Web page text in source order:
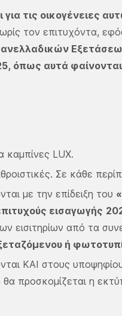
για τις οικογένειες
τον επιτυχόντα,
όπως αυτά
καμπίνες LUX.
Σε κάθε
με την επίδειξη του
εισαγωγής
εισιτηρίων από τα
ή
ΚΑΙ στους
θα προσκομίζεται η